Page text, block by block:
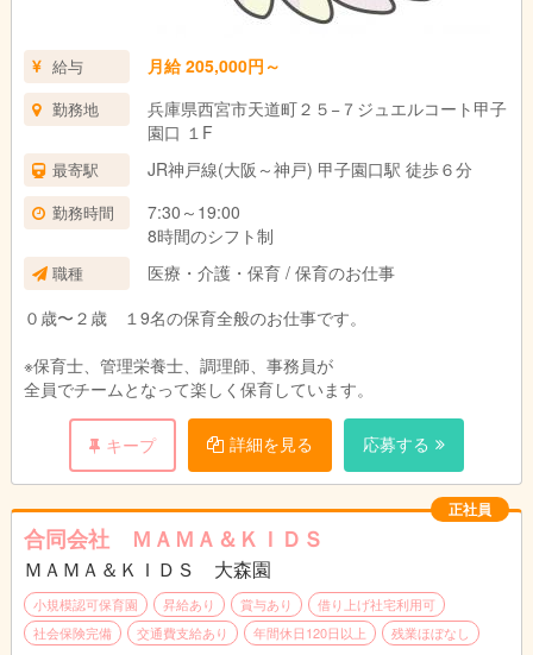
給与 月給 205,000円～
勤務地
兵庫県西宮市天道町２５−７ジュエルコート甲子
園口 １F
最寄駅 JR神戸線(大阪～神戸) 甲子園口駅 徒歩６分
勤務時間
7:30～19:00
8時間のシフト制
職種
医療・介護・保育 / 保育のお仕事
０歳〜２歳 １9名の保育全般のお仕事です。
※保育士、管理栄養士、調理師、事務員が
全員でチームとなって楽しく保育しています。
キープ 詳細を見る 応募する
正社員
合同会社 ＭＡＭＡ＆ＫＩＤＳ
ＭＡＭＡ＆ＫＩＤＳ 大森園
小規模認可保育園 昇給あり 賞与あり
借り上げ社宅利用可
社会保険完備
交通費支給あり 年間休日120日以上 残業ほぼなし